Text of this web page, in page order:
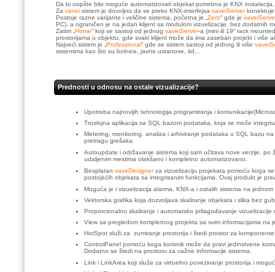
Da bi uopšte bilo moguće automatizovati objekat potrebna je KNX
Za vavei sistem je dovoljno da se preko KNX-interfejsa vaveiServer
Postoje razne varijante i veličine sistema, početna je „ Zero“ gde je
PC), a ograničen je na jedan klijent sa modulom vizuelizacije, bez dodatnih
Zatim „ Home“ koji se sastoji od jednog vaveiServer-a (mini ili 19“ rack
prostorijama u objektu, gde svaki klijent može da ima zaseban projekt i više
Najveći sistem je „ Professional“ gde se sistem sastoji od jednog ili više
sistemima kao što su bolnice, javne ustanove, itd...
Prednosti u odnosu na ostale vizualizacije?
Upotreba najnovijih tehnologija programiranja i
Troslojna aplikacija sa SQL bazom podataka, koja se može
Metering, monitoring, analiza i arhiviranje podataka u SQL bazu
pretragu grešaka.
Autoupdate i održavanje sistema koji sam učitava nove verzije,
udaljenim mestima olakšano i kompletno automatizovano.
Besplatan vaveDesignerza vizuelizaciju projekata pomoću koga
postojećih objekata sa integrisanim funkcijama. Ovaj produkt je
Moguća je i vizuelizacija alarma, KNX-a i ostalih sistema na
Vektorska grafika koja dozvoljava skaliranje objekata i slika bez
Proporcionalno skaliranje i automatsko prilagođavanje
View sa pregledom kompletnog projekta sa svim informacijama na
HotSpot služi za zumiranje prostorija i štedi prostor za
ControlPanel pomoću koga korisnik može da pravi jedinstvene
Dodatno se štedi na prostoru za važne informacije sistema.
Link i LinkArea koji služe za virtuelno povezivanje prostorija i